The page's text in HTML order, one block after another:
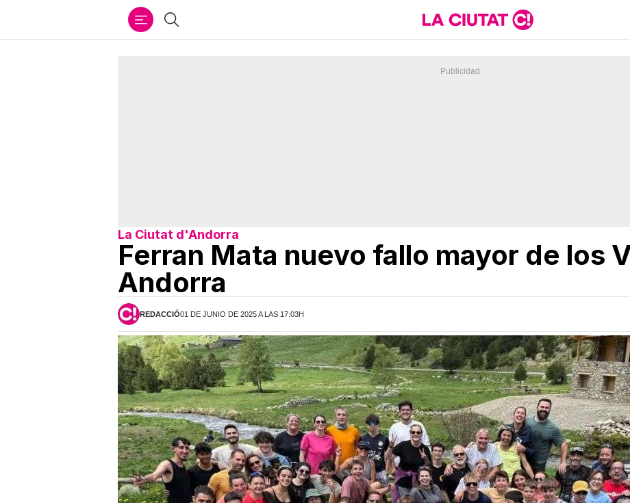
Buscar
La Ciutat d'Andorra
Ferran Mata nuevo fallo mayor de los
Andorra
REDACCIÓ01 DE JUNIO DE 2025 A LAS 17:03H